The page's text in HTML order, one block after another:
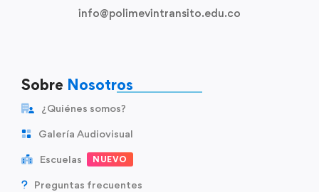
info@polimevintransito.edu.co
Sobre Nosotros
¿Quiénes somos?
Galería Audiovisual
Escuelas NUEVO
Preguntas frecuentes